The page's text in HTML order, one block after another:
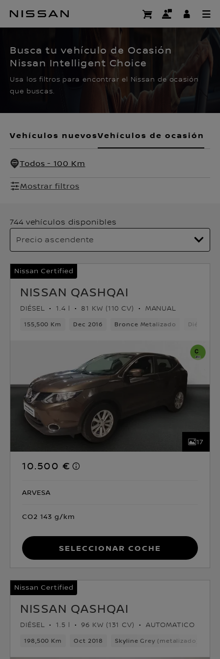
contenido
CERTIFIED PRE
Busca tu vehículo de Ocasión
Nissan Intelligent Choice
Usa los filtros para encontrar el Nissan de ocasión
que buscas.
Vehículos nuevosVehículos de ocasión
Todos - 100 Km
Mostrar filtros
744 vehículos disponibles
Nissan Certified
NISSAN QASHQAI
DIÉSEL 1.4 l 81 KW (110 CV) MANUAL
155,500 Km Dec 2016 Bronce Metalizado Diésel
17
10.500 €
ARVESA
CO2 143 g/km
Seleccionar coche
Nissan Certified
NISSAN QASHQAI
DIÉSEL 1.5 l 96 KW (131 CV) AUTOMATICO
198,500 Km Oct 2018 Skyline Grey (metalizado)